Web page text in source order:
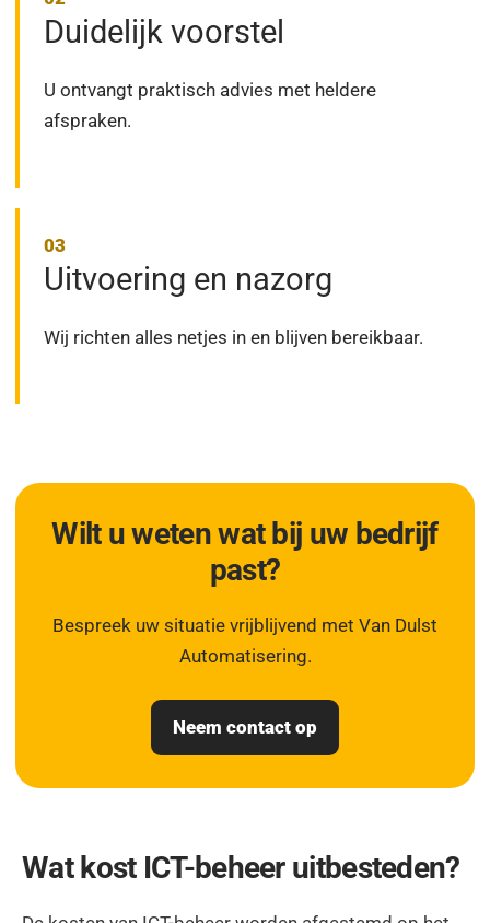
Duidelijk voorstel
U ontvangt praktisch advies met heldere
afspraken.
Uitvoering en nazorg
Wij richten alles netjes in en blijven bereikbaar.
Wilt u weten wat bij uw bedrijf
past?
Bespreek uw situatie vrijblijvend met Van Dulst
Automatisering.
Neem contact op
Wat kost ICT-beheer uitbesteden?